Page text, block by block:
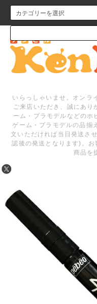
いらっしゃいませ。オンラ
ご来店いただき、誠にあり
ーム・プラモデルなどのホ
ゲーム・プラモデルの品揃
文いただければ当日発送さ
認後の発送となります)。
商品を